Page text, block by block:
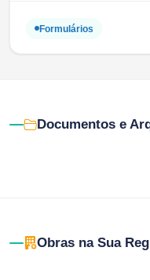
Formulários
Documentos e
Obras na Sua